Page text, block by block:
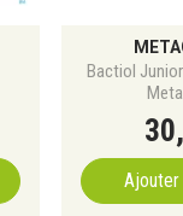
Bactiol
30,
Ajouter